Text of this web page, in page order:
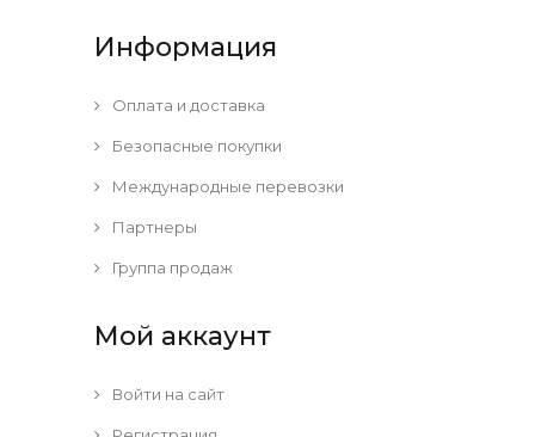
Информация
Оплата и доставка
Безопасные покупки
Международные перевозки
Партнеры
Группа продаж
Мой аккаунт
Войти на сайт